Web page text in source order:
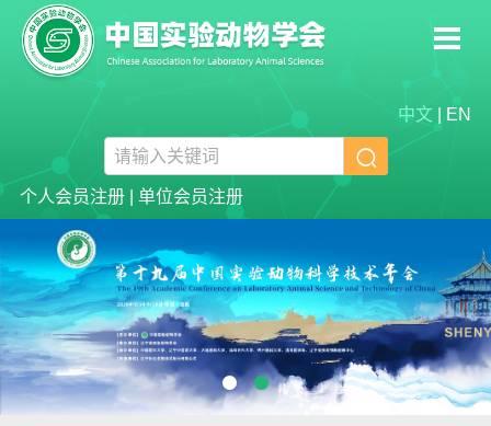
中文 EN

个人会员注册| 单位会员注册
1